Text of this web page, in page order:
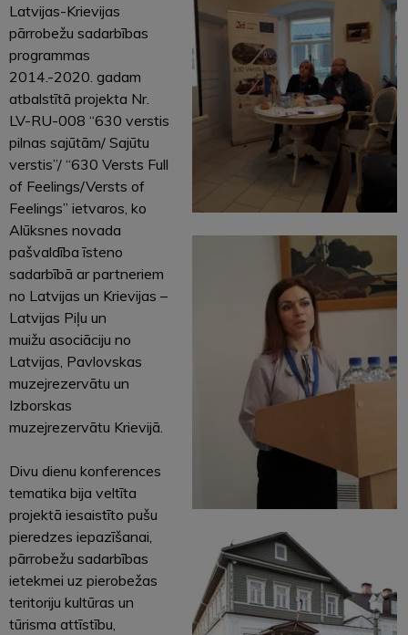
Latvijas-Krievijas
pārrobežu sadarbības
programmas
2014.-2020. gadam
atbalstītā projekta Nr.
LV-RU-008 “630 verstis
pilnas sajūtām/ Sajūtu
verstis”/ “630 Versts Full
of Feelings/Versts of
Feelings” ietvaros, ko
Alūksnes novada
pašvaldība īsteno
sadarbībā ar partneriem
no Latvijas un Krievijas –
Latvijas Piļu un
muižu asociāciju no
Latvijas, Pavlovskas
muzejrezervātu un
Izborskas
muzejrezervātu Krievijā.
Divu dienu konferences
tematika bija veltīta
projektā iesaistīto pušu
pieredzes iepazīšanai,
pārrobežu sadarbības
ietekmei uz pierobežas
teritoriju kultūras un
tūrisma attīstību,